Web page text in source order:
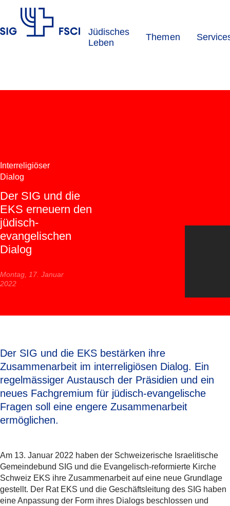
Jüdisches
Leben
Themen
Interreligiöser
Dialog
Der SIG und die
EKS erneuern den
jüdisch-
evangelischen
Dialog
Montag, 17. Januar
2022
Der SIG und die EKS bestärken ihre
Zusammenarbeit im interreligiösen Dialog. Ein
regelmässiger Austausch der Präsidien und ein
neues Fachgremium für jüdisch-evangelische
Fragen soll eine engere Zusammenarbeit
ermöglichen.
Am 13. Januar 2022 haben der Schweizerische Israelitische
Gemeindebund SIG und die Evangelisch-reformierte Kirche
Schweiz EKS ihre Zusammenarbeit auf eine neue Grundlage
gestellt. Der Rat EKS und die Geschäftsleitung des SIG haben
eine Anpassung der Form ihres Dialogs beschlossen und